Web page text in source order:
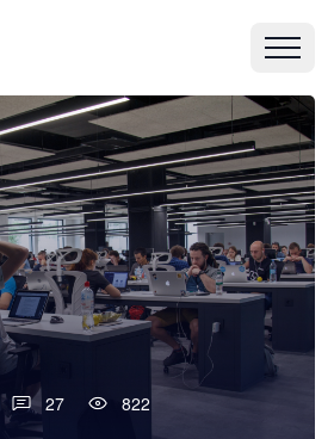
27 822